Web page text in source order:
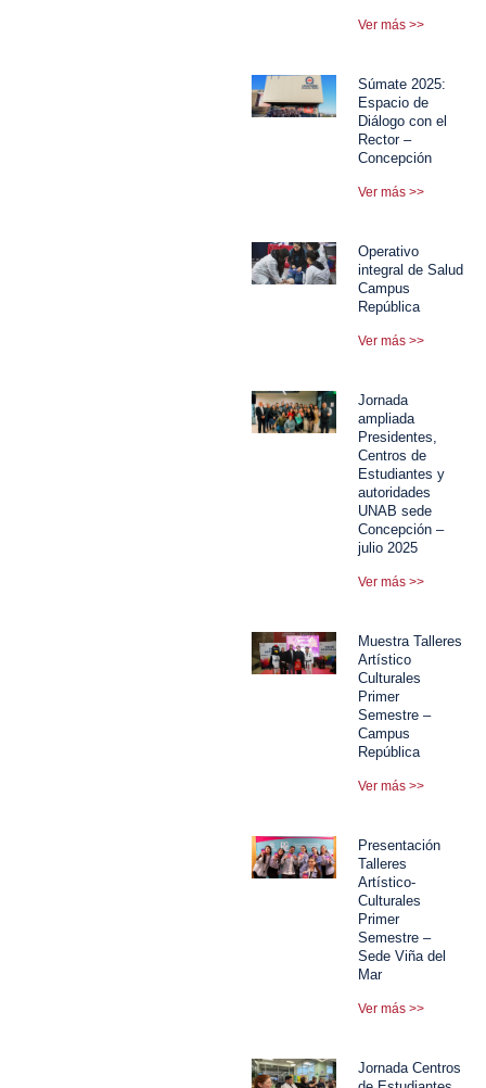
Ver más >>
Súmate 2025:
Espacio de
Diálogo con el
Rector –
Concepción
Ver más >>
Operativo
integral de Salud
Campus
República
Ver más >>
Jornada
ampliada
Presidentes,
Centros de
Estudiantes y
autoridades
UNAB sede
Concepción –
julio 2025
Ver más >>
Muestra Talleres
Artístico
Culturales
Primer
Semestre –
Campus
República
Ver más >>
Presentación
Talleres
Artístico-
Culturales
Primer
Semestre –
Sede Viña del
Mar
Ver más >>
Jornada Centros